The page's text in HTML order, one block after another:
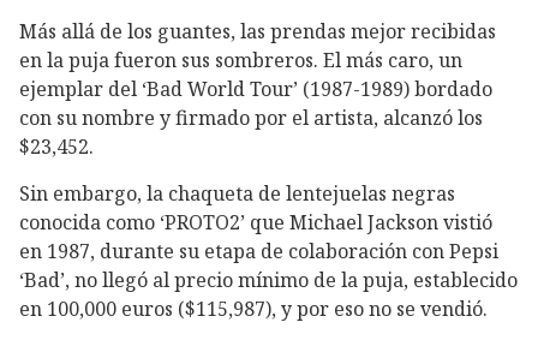
Más allá de los guantes, las prendas mejor recibidas
en la puja fueron sus sombreros. El más caro, un
ejemplar del ‘Bad World Tour’ (1987-1989) bordado
con su nombre y firmado por el artista, alcanzó los
$23,452.
Sin embargo, la chaqueta de lentejuelas negras
conocida como ‘PROTO2’ que Michael Jackson vistió
en 1987, durante su etapa de colaboración con Pepsi
‘Bad’, no llegó al precio mínimo de la puja, establecido
en 100,000 euros ($115,987), y por eso no se vendió.